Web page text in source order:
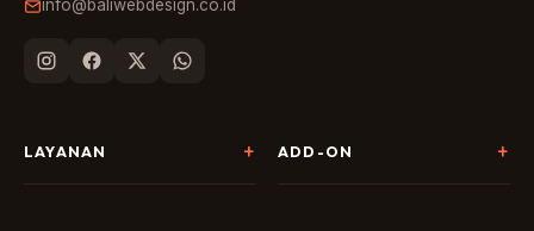
info@baliwebdesign.co.id
LAYANAN ADD-ON